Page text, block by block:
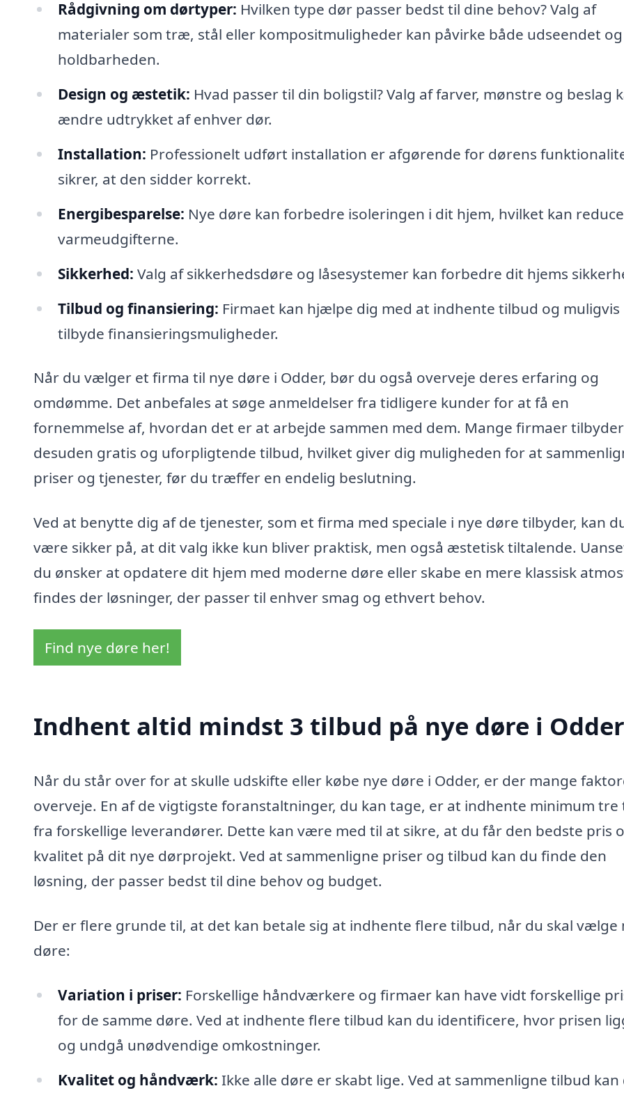
Rådgivning om dørtyper: Hvilken type dør passer bedst til dine behov? Valg af
materialer som træ, stål eller kompositmuligheder kan påvirke både udseendet og
holdbarheden.
Design og æstetik: Hvad passer til din boligstil? Valg af farver, mønstre og beslag
ændre udtrykket af enhver dør.
Installation: Professionelt udført installation er afgørende for dørens
sikrer, at den sidder korrekt.
Energibesparelse: Nye døre kan forbedre isoleringen i dit hjem, hvilket kan
varmeudgifterne.
Sikkerhed: Valg af sikkerhedsdøre og låsesystemer kan forbedre dit hjems
Tilbud og finansiering: Firmaet kan hjælpe dig med at indhente tilbud og muligvis
tilbyde finansieringsmuligheder.
Når du vælger et firma til nye døre i Odder, bør du også overveje deres erfaring og
omdømme. Det anbefales at søge anmeldelser fra tidligere kunder for at få en
fornemmelse af, hvordan det er at arbejde sammen med dem. Mange firmaer tilbyder
desuden gratis og uforpligtende tilbud, hvilket giver dig muligheden for at
priser og tjenester, før du træffer en endelig beslutning.
Ved at benytte dig af de tjenester, som et firma med speciale i nye døre tilbyder, kan
være sikker på, at dit valg ikke kun bliver praktisk, men også æstetisk tiltalende.
du ønsker at opdatere dit hjem med moderne døre eller skabe en mere klassisk
findes der løsninger, der passer til enhver smag og ethvert behov.
Find nye døre her!
Indhent altid mindst 3 tilbud på nye døre i Odder
Når du står over for at skulle udskifte eller købe nye døre i Odder, er der mange
overveje. En af de vigtigste foranstaltninger, du kan tage, er at indhente minimum tre
fra forskellige leverandører. Dette kan være med til at sikre, at du får den bedste pris
kvalitet på dit nye dørprojekt. Ved at sammenligne priser og tilbud kan du finde den
løsning, der passer bedst til dine behov og budget.
Der er flere grunde til, at det kan betale sig at indhente flere tilbud, når du skal vælge
døre:
Variation i priser: Forskellige håndværkere og firmaer kan have vidt forskellige
for de samme døre. Ved at indhente flere tilbud kan du identificere, hvor prisen
og undgå unødvendige omkostninger.
Kvalitet og håndværk: Ikke alle døre er skabt lige. Ved at sammenligne tilbud kan